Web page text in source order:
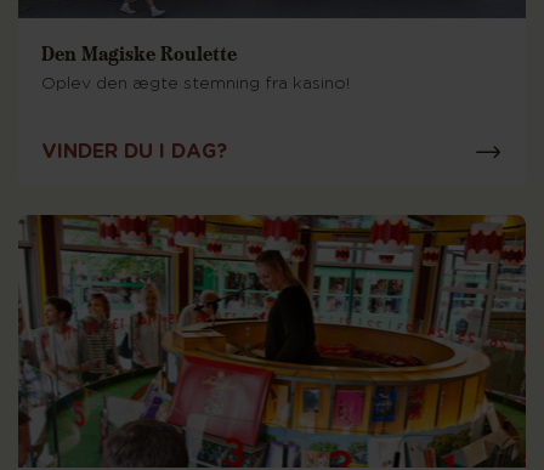
Den Magiske Roulette
Oplev den ægte stemning fra kasino!
VINDER DU I DAG?